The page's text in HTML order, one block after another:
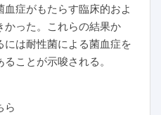
血症がもたらす臨床的およ
った。これらの結果か
は耐性菌による菌血症を
ことが示唆される。
ら